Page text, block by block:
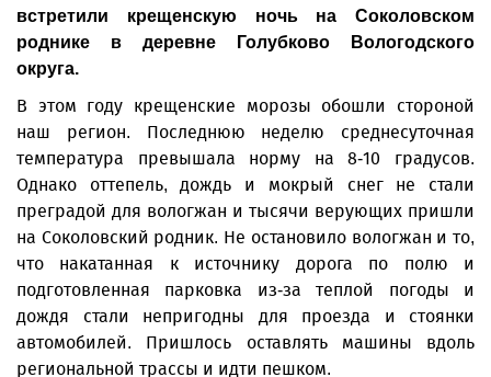
встретили крещенскую ночь на Соколовском
роднике в деревне Голубково Вологодского
округа.
В этом году крещенские морозы обошли стороной
наш регион. Последнюю неделю среднесуточная
температура превышала норму на 8-10 градусов.
Однако оттепель, дождь и мокрый снег не стали
преградой для вологжан и тысячи верующих пришли
на Соколовский родник. Не остановило вологжан и то,
что накатанная к источнику дорога по полю и
подготовленная парковка из-за теплой погоды и
дождя стали непригодны для проезда и стоянки
автомобилей. Пришлось оставлять машины вдоль
региональной трассы и идти пешком.